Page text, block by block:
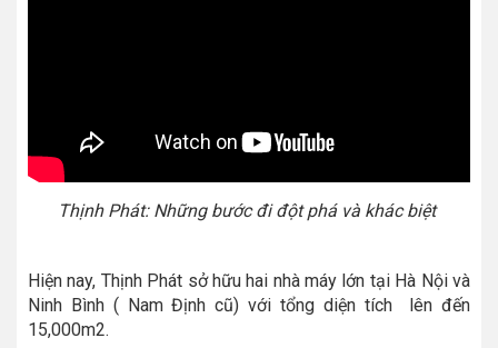
Thịnh Phát: Những bước đi đột phá và khác biệt
Hiện nay, Thịnh Phát sở hữu hai nhà máy lớn tại Hà Nội và
Ninh Bình ( Nam Định cũ) với tổng diện tích lên đến
15,000m2.